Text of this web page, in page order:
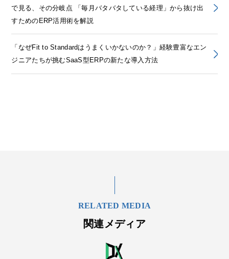
で見る、その分岐点 「毎月バタバタしている経理」から抜け出
すためのERP活用術を解説
「なぜFit to Standardはうまくいかないのか？」経験豊富なエン
ジニアたちが挑むSaaS型ERPの新たな導入方法
RELATED MEDIA
関連メディア